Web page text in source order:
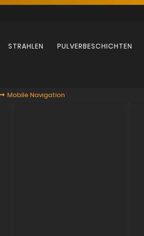
STRAHLEN PULVERBESCHICHTEN
Mobile Navigation